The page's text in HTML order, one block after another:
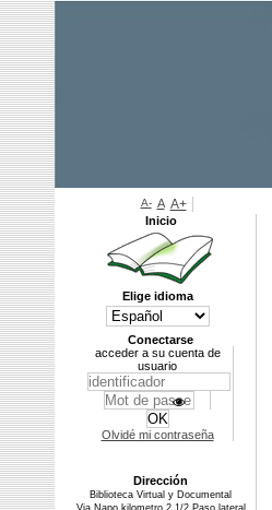
A- A A+
Inicio
Elige idioma
Conectarse
acceder a su cuenta de
usuario
Olvidé mi contraseña
Dirección
Biblioteca Virtual y Documental
Via Napo kilometro 2 1/2 Paso lateral